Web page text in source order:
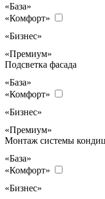
«База»
«Комфорт»
«Бизнес»
«Премиум»
Подсветка фасада
«База»
«Комфорт»
«Бизнес»
«Премиум»
Монтаж системы
«База»
«Комфорт»
«Бизнес»